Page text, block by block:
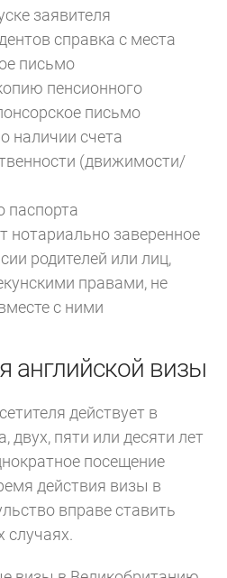
заявителя
справка с места
письмо
пенсионного
письмо
наличии счета
(движимости/
паспорта
нотариально заверенное
родителей или лиц,
правами, не
с ними
английской визы
действует в
двух, пяти или десяти лет
посещение
действия визы в
вправе ставить
случаях.